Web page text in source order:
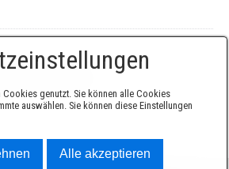
genutzt. Sie können alle Cookies
auswählen. Sie können diese Einstellungen
Alle akzeptieren